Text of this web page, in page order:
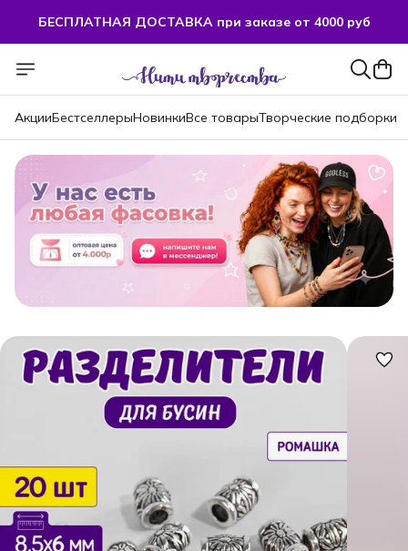
БЕСПЛАТНАЯ ДОСТАВКА при заказе от 4000 руб
БЕСПЛАТНАЯ ДОСТАВКА при заказе от 4000 руб
АкцииБестселлерыНовинкиВсе товарыТворческие подборки